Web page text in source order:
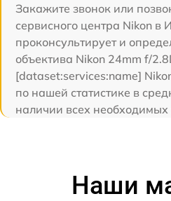
Закажите звонок или
сервисного центра Nikon в
проконсультирует и
объектива Nikon 24mm f/
[dataset:services:name]
по нашей статистике в
наличии всех необходимых
Наши